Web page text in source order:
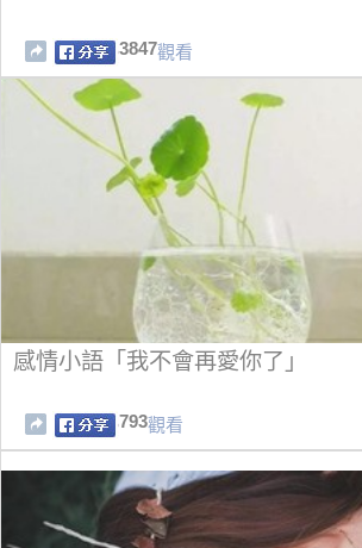
3847觀看
感情小語「我不會再愛你了」
793觀看